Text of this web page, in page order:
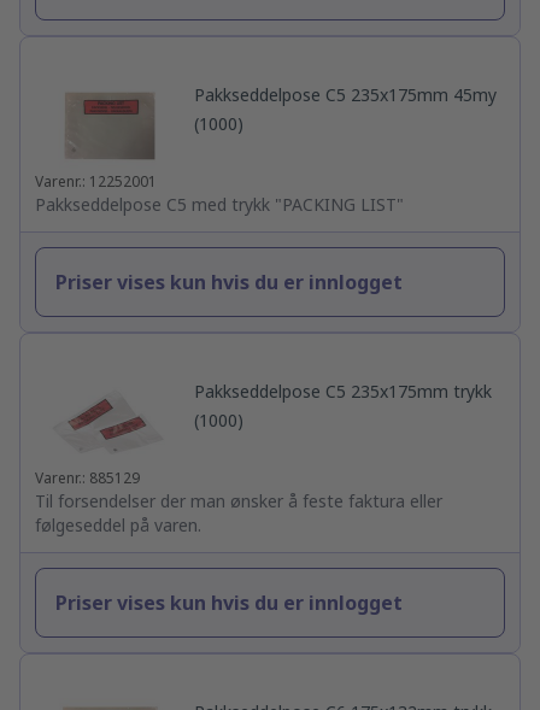
Pakkseddelpose C5 235x175mm 45my
(1000)
Varenr.: 12252001
Pakkseddelpose C5 med trykk "PACKING LIST"
Priser vises kun hvis du er innlogget
Pakkseddelpose C5 235x175mm trykk
(1000)
Varenr.: 885129
Til forsendelser der man ønsker å feste faktura eller
følgeseddel på varen.
Priser vises kun hvis du er innlogget